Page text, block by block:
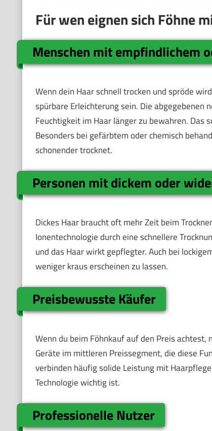
Für wen eignen sich Föhne
Menschen mit empfindlichem
Wenn dein Haar schnell trocken und spröde
spürbare Erleichterung sein. Die abgegebenen
Feuchtigkeit im Haar länger zu bewahren. Das
Besonders bei gefärbtem oder chemisch
schonender trocknet.
Personen mit dickem oder
Dickes Haar braucht oft mehr Zeit beim
Ionentechnologie durch eine schnellere
und das Haar wirkt gepflegter. Auch bei
weniger kraus erscheinen zu lassen.
Preisbewusste Käufer
Wenn du beim Föhnkauf auf den Preis
Geräte im mittleren Preissegment, die diese
verbinden häufig solide Leistung mit
Technologie wichtig ist.
Professionelle Nutzer